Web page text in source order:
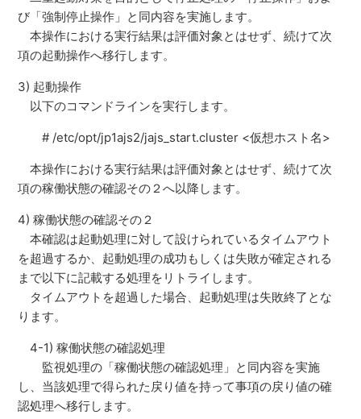
び「強制停止操作」と同内容を実施します。
本操作における実行結果は評価対象とはせず、続けて次
項の起動操作へ移行します。
3) 起動操作
以下のコマンドラインを実行します。
# /etc/opt/jp1ajs2/jajs_start.cluster <仮想ホスト名>
本操作における実行結果は評価対象とはせず、続けて次
項の稼働状態の確認その２へ以降します。
4) 稼働状態の確認その２
本確認は起動処理に対して設けられているタイムアウト
を超過するか、起動処理の成功もしくは失敗が確定される
まで以下に記載する処理をリトライします。
タイムアウトを超過した場合、起動処理は失敗終了とな
ります。
4-1) 稼働状態の確認処理
監視処理の「稼働状態の確認処理」と同内容を実施
し、当該処理で得られた戻り値を持って事項の戻り値の確
認処理へ移行します。